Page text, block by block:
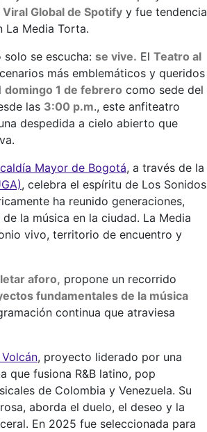
Global de Spotify y fue tendencia
La Media Torta.
se escucha: se vive. El Teatro al
más emblemáticos y queridos
domingo 1 de febrero como sede del
las 3:00 p.m., este anfiteatro
despedida a cielo abierto que
Mayor de Bogotá, a través de la
, celebra el espíritu de Los Sonidos
ha reunido generaciones,
la música en la ciudad. La Media
vivo, territorio de encuentro y
aforo, propone un recorrido
fundamentales de la música
continua que atraviesa
, proyecto liderado por una
que fusiona R&B latino, pop
de Colombia y Venezuela. Su
aborda el duelo, el deseo y la
En 2025 fue seleccionada para